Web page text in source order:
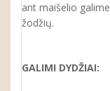
ant maišelio
žodžių.
GALIMI DYDŽIAI: